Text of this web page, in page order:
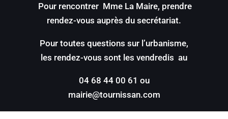
Pour rencontrer Mme La Maire, prendre
rendez-vous auprès du secrétariat.
Pour toutes questions sur l’urbanisme,
les rendez-vous sont les vendredis au
04 68 44 00 61 ou
mairie@tournissan.com